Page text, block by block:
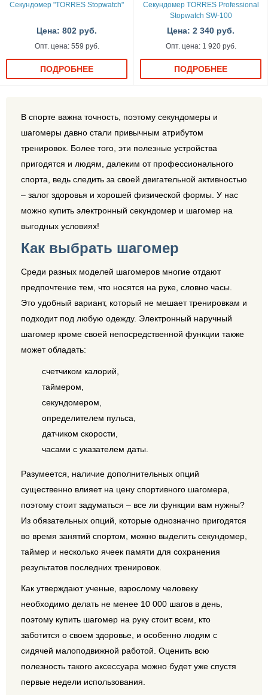
Секундомер "TORRES Stopwatch"
Цена: 802 руб.
Опт. цена: 559 руб.
ПОДРОБНЕЕ
Секундомер TORRES Professional
Stopwatch SW-100
Цена: 2 340 руб.
Опт. цена: 1 920 руб.
ПОДРОБНЕЕ
В спорте важна точность, поэтому секундомеры и
шагомеры давно стали привычным атрибутом
тренировок. Более того, эти полезные устройства
пригодятся и людям, далеким от профессионального
спорта, ведь следить за своей двигательной активностью
– залог здоровья и хорошей физической формы. У нас
можно купить электронный секундомер и шагомер на
выгодных условиях!
Как выбрать шагомер
Среди разных моделей шагомеров многие отдают
предпочтение тем, что носятся на руке, словно часы.
Это удобный вариант, который не мешает тренировкам и
подходит под любую одежду. Электронный наручный
шагомер кроме своей непосредственной функции также
может обладать:
счетчиком калорий,
таймером,
секундомером,
определителем пульса,
датчиком скорости,
часами с указателем даты.
Разумеется, наличие дополнительных опций
существенно влияет на цену спортивного шагомера,
поэтому стоит задуматься – все ли функции вам нужны?
Из обязательных опций, которые однозначно пригодятся
во время занятий спортом, можно выделить секундомер,
таймер и несколько ячеек памяти для сохранения
результатов последних тренировок.
Как утверждают ученые, взрослому человеку
необходимо делать не менее 10 000 шагов в день,
поэтому купить шагомер на руку стоит всем, кто
заботится о своем здоровье, и особенно людям с
сидячей малоподвижной работой. Оценить всю
полезность такого аксессуара можно будет уже спустя
первые недели использования.